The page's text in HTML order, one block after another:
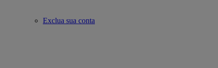
Exclua sua conta